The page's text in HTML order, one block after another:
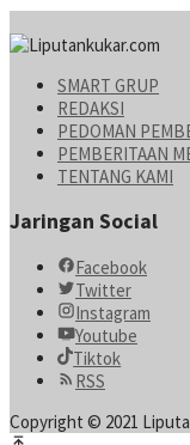
SMART GRUP
REDAKSI
PEDOMAN
PEMBERITAAN
TENTANG KAMI
Jaringan Social
Facebook
Twitter
Instagram
Youtube
Tiktok
RSS
Copyright © 2021